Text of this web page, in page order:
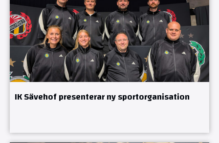
IK Sävehof presenterar ny sportorganisation